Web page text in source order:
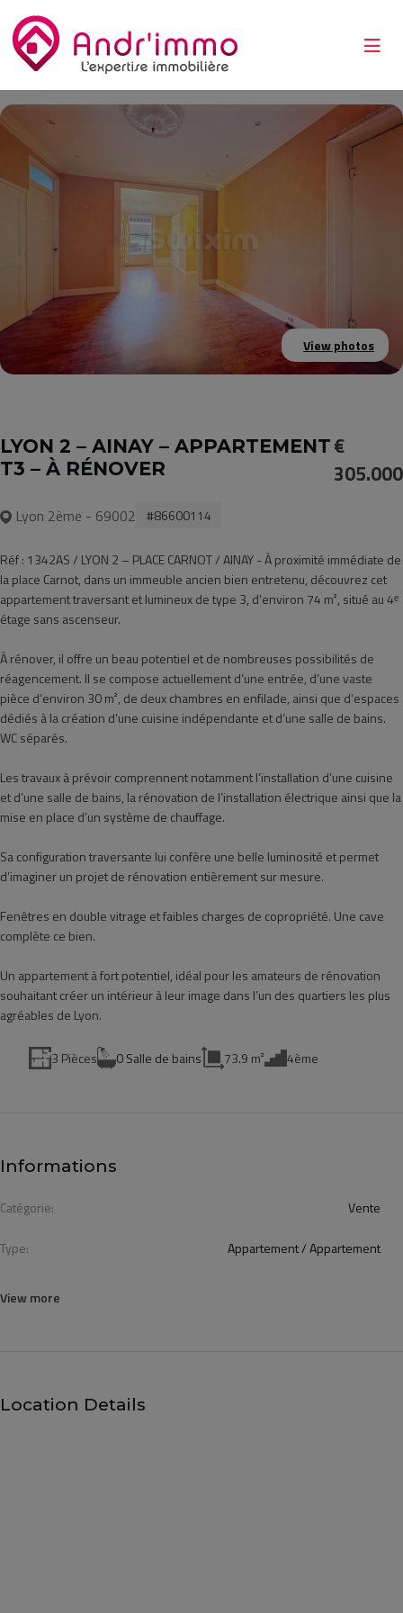
View photos
LYON 2 – AINAY – APPARTEMENT
T3 – À RÉNOVER
€
305.000
Lyon 2ème - 69002 #86600114
Réf : 1342AS / LYON 2 – PLACE CARNOT / AINAY - À proximité immédiate de
la place Carnot, dans un immeuble ancien bien entretenu, découvrez cet
appartement traversant et lumineux de type 3, d’environ 74 m², situé au 4ᵉ
étage sans ascenseur.
À rénover, il offre un beau potentiel et de nombreuses possibilités de
réagencement. Il se compose actuellement d’une entrée, d’une vaste
pièce d’environ 30 m², de deux chambres en enfilade, ainsi que d’espaces
dédiés à la création d’une cuisine indépendante et d’une salle de bains.
WC séparés.
Les travaux à prévoir comprennent notamment l’installation d’une cuisine
et d’une salle de bains, la rénovation de l’installation électrique ainsi que la
mise en place d’un système de chauffage.
Sa configuration traversante lui confère une belle luminosité et permet
d’imaginer un projet de rénovation entièrement sur mesure.
Fenêtres en double vitrage et faibles charges de copropriété. Une cave
complète ce bien.
Un appartement à fort potentiel, idéal pour les amateurs de rénovation
souhaitant créer un intérieur à leur image dans l’un des quartiers les plus
agréables de Lyon.
3 Pièces 0 Salle de bains 73.9 m² 4ème
Informations
Catégorie: Vente
Type: Appartement / Appartement
View more
Location Details